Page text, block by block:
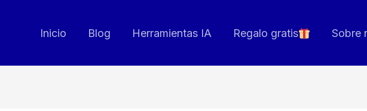
Inicio Blog Herramientas IA Regalo gratis Sobre